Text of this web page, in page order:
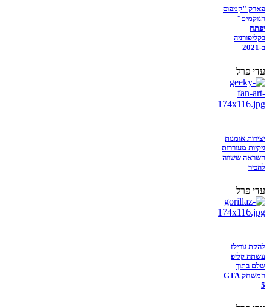
פארק "קמפוס
הנוקמים"
יפתח
בקליפורניה
ב-2021
עדי פרל
יצירות אומנות
גיקיות מעוררות
השראה ששווה
להכיר
עדי פרל
להקת גורילז
עשתה קליפ
שלם בתוך
המשחק GTA
5